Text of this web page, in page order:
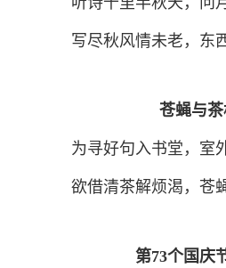
写尽秋风情未老，东
苍蝇与
为寻好句入书堂，室
欲借清茶解烦渴，苍
第73个国庆